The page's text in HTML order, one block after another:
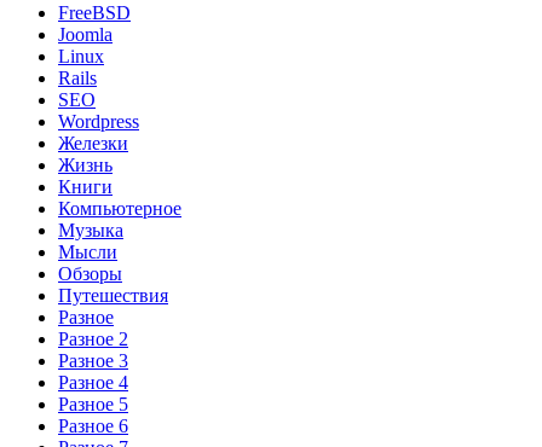
FreeBSD
Joomla
Linux
Rails
SEO
Wordpress
Железки
Жизнь
Книги
Компьютерное
Музыка
Мысли
Обзоры
Путешествия
Разное
Разное 2
Разное 3
Разное 4
Разное 5
Разное 6